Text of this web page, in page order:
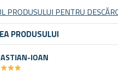
PRODUSULUI PENTRU
PRODUSULUI
IOAN
★★★
★★★